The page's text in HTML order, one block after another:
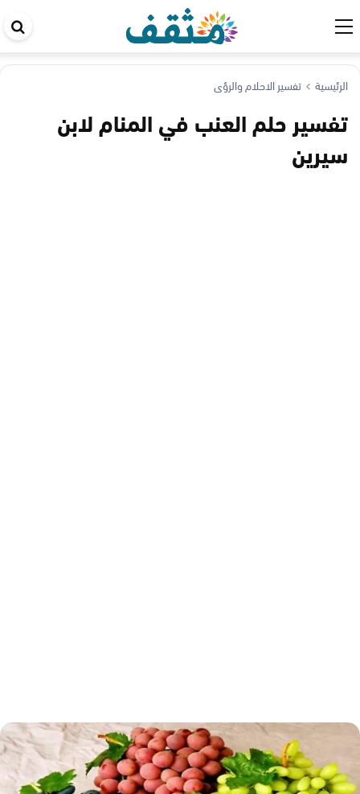
الرئيسية تفسير الاحلام والرؤى
تفسير حلم العنب في المنام لابن
سيرين